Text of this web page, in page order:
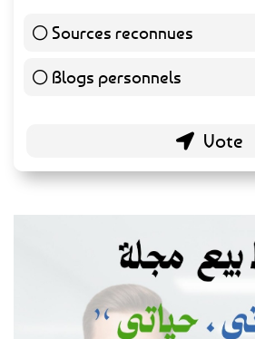
Sources reconnues
Blogs personnels